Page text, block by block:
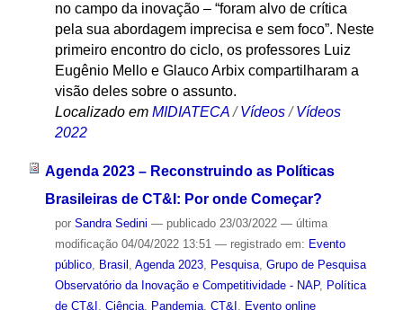
no campo da inovação – “foram alvo de crítica
pela sua abordagem imprecisa e sem foco”. Neste
primeiro encontro do ciclo, os professores Luiz
Eugênio Mello e Glauco Arbix compartilharam a
visão deles sobre o assunto.
Localizado em MIDIATECA /Vídeos /Vídeos
2022
Agenda 2023 – Reconstruindo as Políticas
Brasileiras de CT&I: Por onde Começar?
por Sandra Sedini — publicado23/03/2022 — última
modificação04/04/2022 13:51 — registrado em: Evento
público, Brasil Agenda 2023, Pesquisa, Grupo de Pesquisa
Observatório da Inovação e Competitividade - NAP, Política
de CT&I Ciência, Pandemia, CT&I Evento online